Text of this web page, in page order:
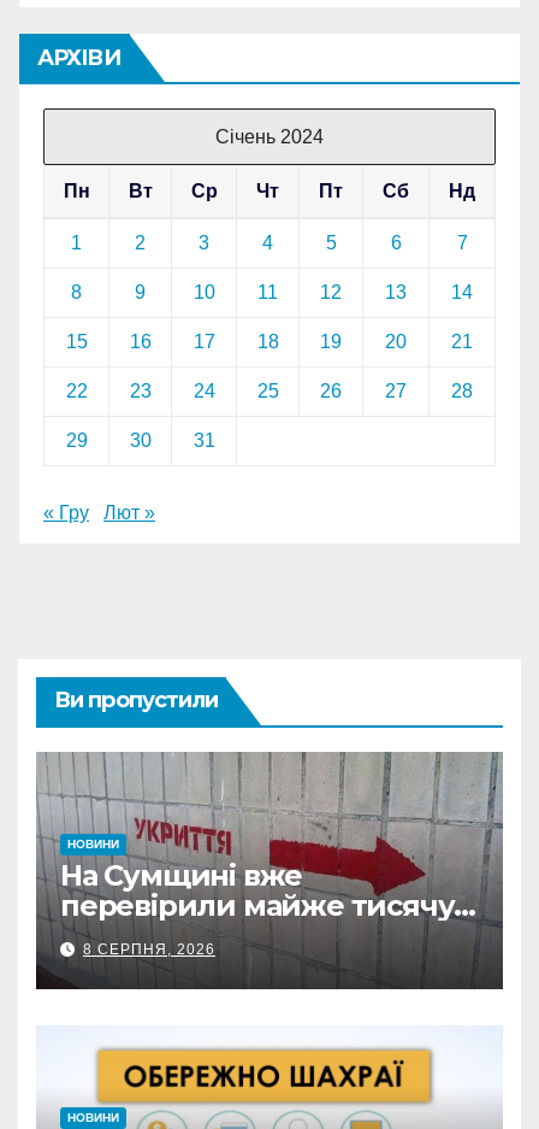
АРХІВИ
Січень 2024
Пн Вт Ср Чт Пт Сб Нд
1 2 3 4 5 6 7
8 9 10 11 12 13 14
15 16 17 18 19 20 21
22 23 24 25 26 27 28
29 30 31
« Гру Лют »
Ви пропустили
НОВИНИ
На Сумщині вже
перевірили майже тисячу
укриттів: де виявили
замкнені двері
8 СЕРПНЯ, 2026
НОВИНИ